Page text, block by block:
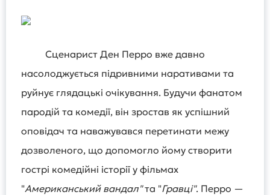
Сценарист Ден Перро вже давно
насолоджується підривними наративами та
руйнує глядацькі очікування. Будучи фанатом
пародій та комедії, він зростав як успішний
оповідач та наважувався перетинати межу
дозволеного, що допомогло йому створити
гострі комедійні історії у фільмах
"Американський вандал"та "Гравці". Перро —